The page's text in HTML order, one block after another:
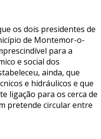
os dois presidentes de
de Montemor-o-
para a
e social dos
ainda, que
e hidráulicos e que
ligação para os cerca de
pretende circular entre